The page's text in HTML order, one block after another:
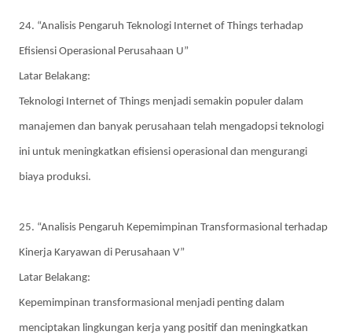
24. “Analisis Pengaruh Teknologi Internet of Things terhadap
Efisiensi Operasional Perusahaan U”
Latar Belakang:
Teknologi Internet of Things menjadi semakin populer dalam
manajemen dan banyak perusahaan telah mengadopsi teknologi
ini untuk meningkatkan efisiensi operasional dan mengurangi
biaya produksi.
25. “Analisis Pengaruh Kepemimpinan Transformasional terhadap
Kinerja Karyawan di Perusahaan V”
Latar Belakang:
Kepemimpinan transformasional menjadi penting dalam
menciptakan lingkungan kerja yang positif dan meningkatkan